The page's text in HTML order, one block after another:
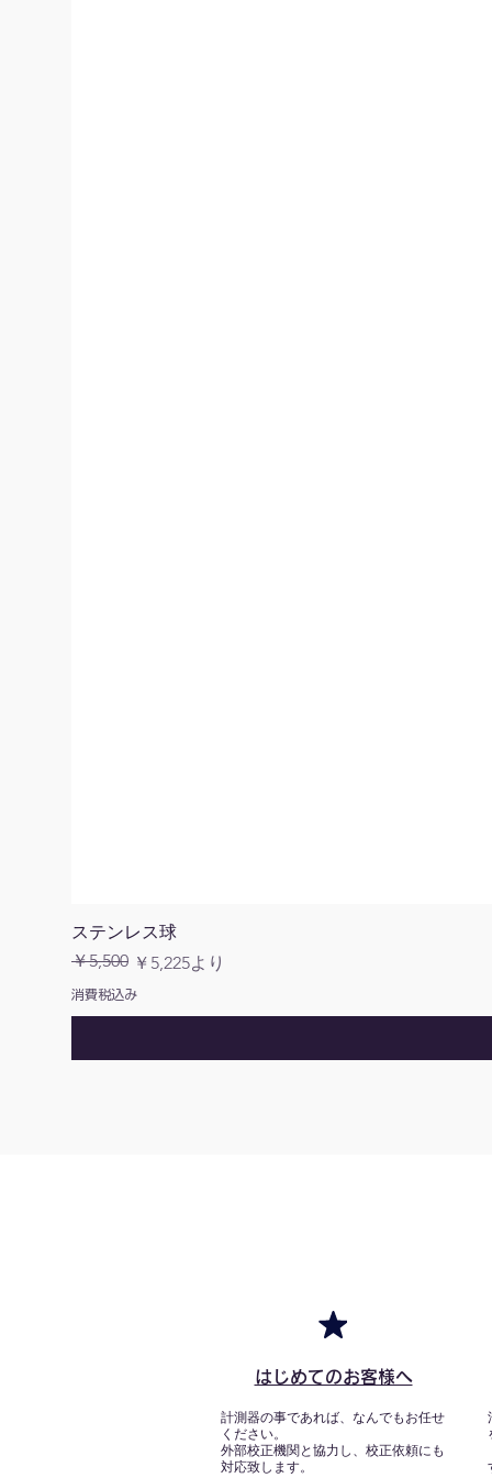
ステンレス球
通常価格
￥5,500 ￥5,225より
セール価格
消費税込み
はじめてのお客様へ
計測器の事であれば、なんでもお任せ
ください。
外部校正機関と協力し、校正依頼にも
対応致します。